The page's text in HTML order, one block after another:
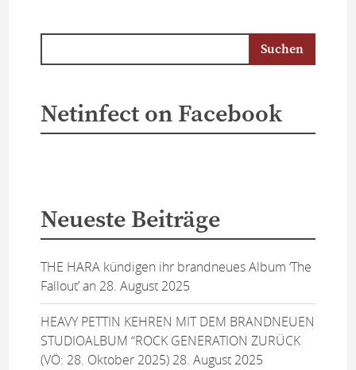
Netinfect on Facebook
Neueste Beiträge
THE HARA kündigen ihr brandneues Album ‘The
Fallout’ an 28. August 2025
HEAVY PETTIN KEHREN MIT DEM BRANDNEUEN
STUDIOALBUM “ROCK GENERATION ZURÜCK
(VÖ: 28. Oktober 2025) 28. August 2025